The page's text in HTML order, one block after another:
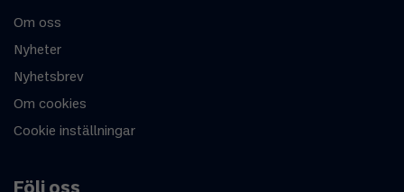
Om oss
Nyheter
Nyhetsbrev
Om cookies
Cookie inställningar
Följ oss